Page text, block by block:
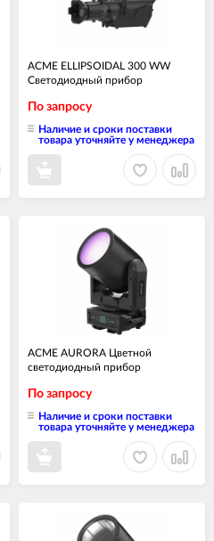
ACME ELLIPSOIDAL 300 WW
Светодиодный прибор
По запросу
Наличие и сроки поставки
товара уточняйте у менеджера
ACME AURORA Цветной
светодиодный прибор
По запросу
Наличие и сроки поставки
товара уточняйте у менеджера